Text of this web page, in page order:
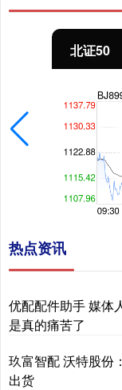
北证50
热点资讯
优配配件助手 媒体
是真的痛苦了
玖富智配 沃特股份
出货